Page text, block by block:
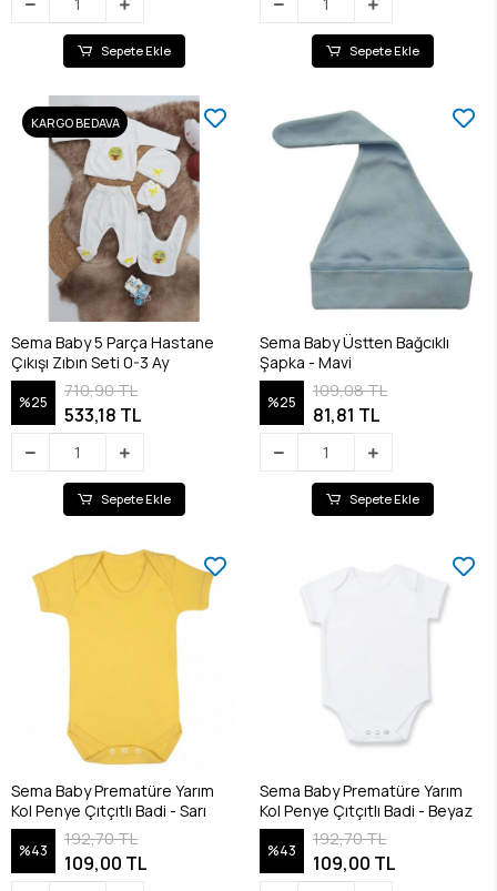
Sepete Ekle Sepete Ekle
KARGO BEDAVA
Sema Baby 5 Parça Hastane
Çıkışı Zıbın Seti 0-3 Ay
%25
710,90 TL
533,18 TL
Sepete Ekle
Sema Baby Üstten Bağcıklı
Şapka - Mavi
%25
109,08 TL
81,81 TL
Sepete Ekle
Sema Baby Prematüre Yarım
Kol Penye Çıtçıtlı Badi - Sarı
%43
192,70 TL
109,00 TL
Sema Baby Prematüre Yarım
Kol Penye Çıtçıtlı Badi - Beyaz
%43
192,70 TL
109,00 TL